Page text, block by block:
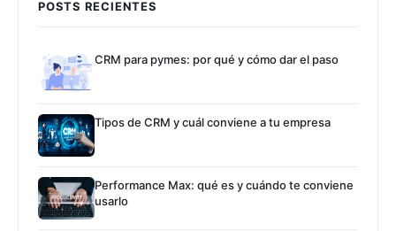
POSTS RECIENTES
CRM para pymes: por qué y cómo dar el paso
Tipos de CRM y cuál conviene a tu empresa
Performance Max: qué es y cuándo te conviene
usarlo